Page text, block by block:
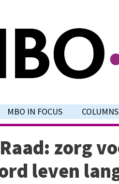
MBO IN FOCUS COLUMNS
zorg
leven